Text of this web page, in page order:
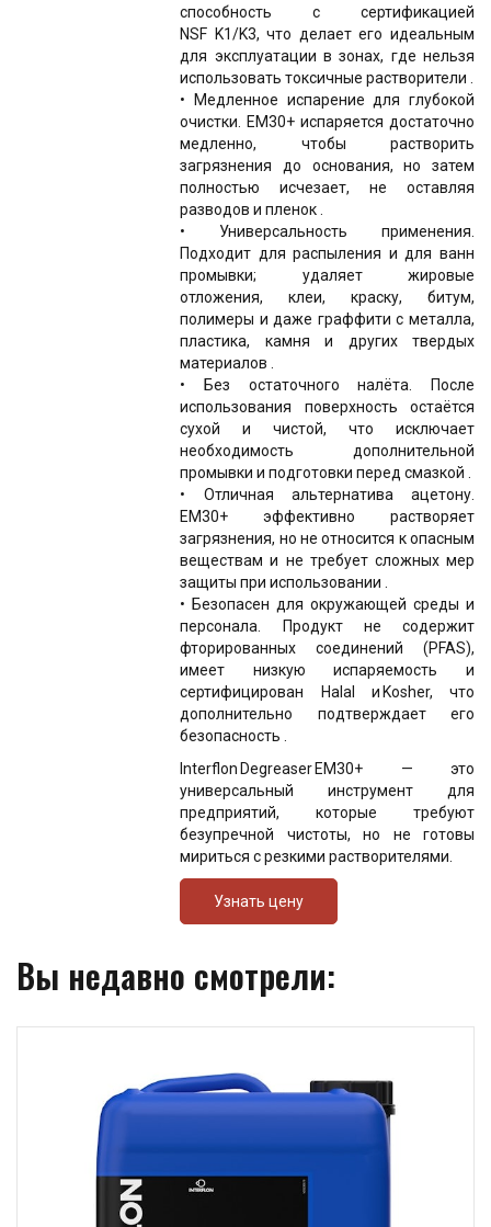
способность с сертификацией
NSF K1/K3, что делает его идеальным
для эксплуатации в зонах, где нельзя
использовать токсичные растворители .
• Медленное испарение для глубокой
очистки. EM30+ испаряется достаточно
медленно, чтобы растворить
загрязнения до основания, но затем
полностью исчезает, не оставляя
разводов и пленок .
• Универсальность применения.
Подходит для распыления и для ванн
промывки; удаляет жировые
отложения, клеи, краску, битум,
полимеры и даже граффити с металла,
пластика, камня и других твердых
материалов .
• Без остаточного налёта. После
использования поверхность остаётся
сухой и чистой, что исключает
необходимость дополнительной
промывки и подготовки перед смазкой .
• Отличная альтернатива ацетону.
EM30+ эффективно растворяет
загрязнения, но не относится к опасным
веществам и не требует сложных мер
защиты при использовании .
• Безопасен для окружающей среды и
персонала. Продукт не содержит
фторированных соединений (PFAS),
имеет низкую испаряемость и
сертифицирован Halal и Kosher, что
дополнительно подтверждает его
безопасность .
Interflon Degreaser EM30+ — это
универсальный инструмент для
предприятий, которые требуют
безупречной чистоты, но не готовы
мириться с резкими растворителями.
Узнать цену
Вы недавно смотрели: